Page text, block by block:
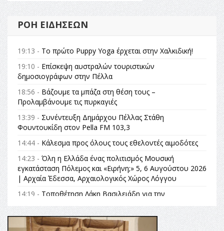
ΡΟΉ ΕΙΔΉΣΕΩΝ
19:13 - Το πρώτο Puppy Yoga έρχεται στην Χαλκιδική!
19:10 - Επίσκεψη αυστραλών τουριστικών
δημοσιογράφων στην Πέλλα
18:56 - Βάζουμε τα μπάζα στη θέση τους –
Προλαμβάνουμε τις πυρκαγιές
13:39 - Συνέντευξη Δημάρχου Πέλλας Στάθη
Φουντουκίδη στον Pella FM 103,3
14:44 - Κάλεσμα προς όλους τους εθελοντές αιμοδότες
14:23 - Όλη η Ελλάδα ένας πολιτισμός Μουσική
εγκατάσταση Πόλεμος και «Ειρήνη;» 5, 6 Αυγούστου 2026
| Αρχαία Έδεσσα, Αρχαιολογικός Χώρος Λόγγου
14:19 - Τοποθέτηση Λάκη Βασιλειάδη για την
Αναθεώρηση του Συντάγματος: «Σε τέτοιες κορυφαίες
θεσμικές διαδικασίες υπάρχει μόνο η ευθύνη απέναντι
στις επόμενες γενιές»